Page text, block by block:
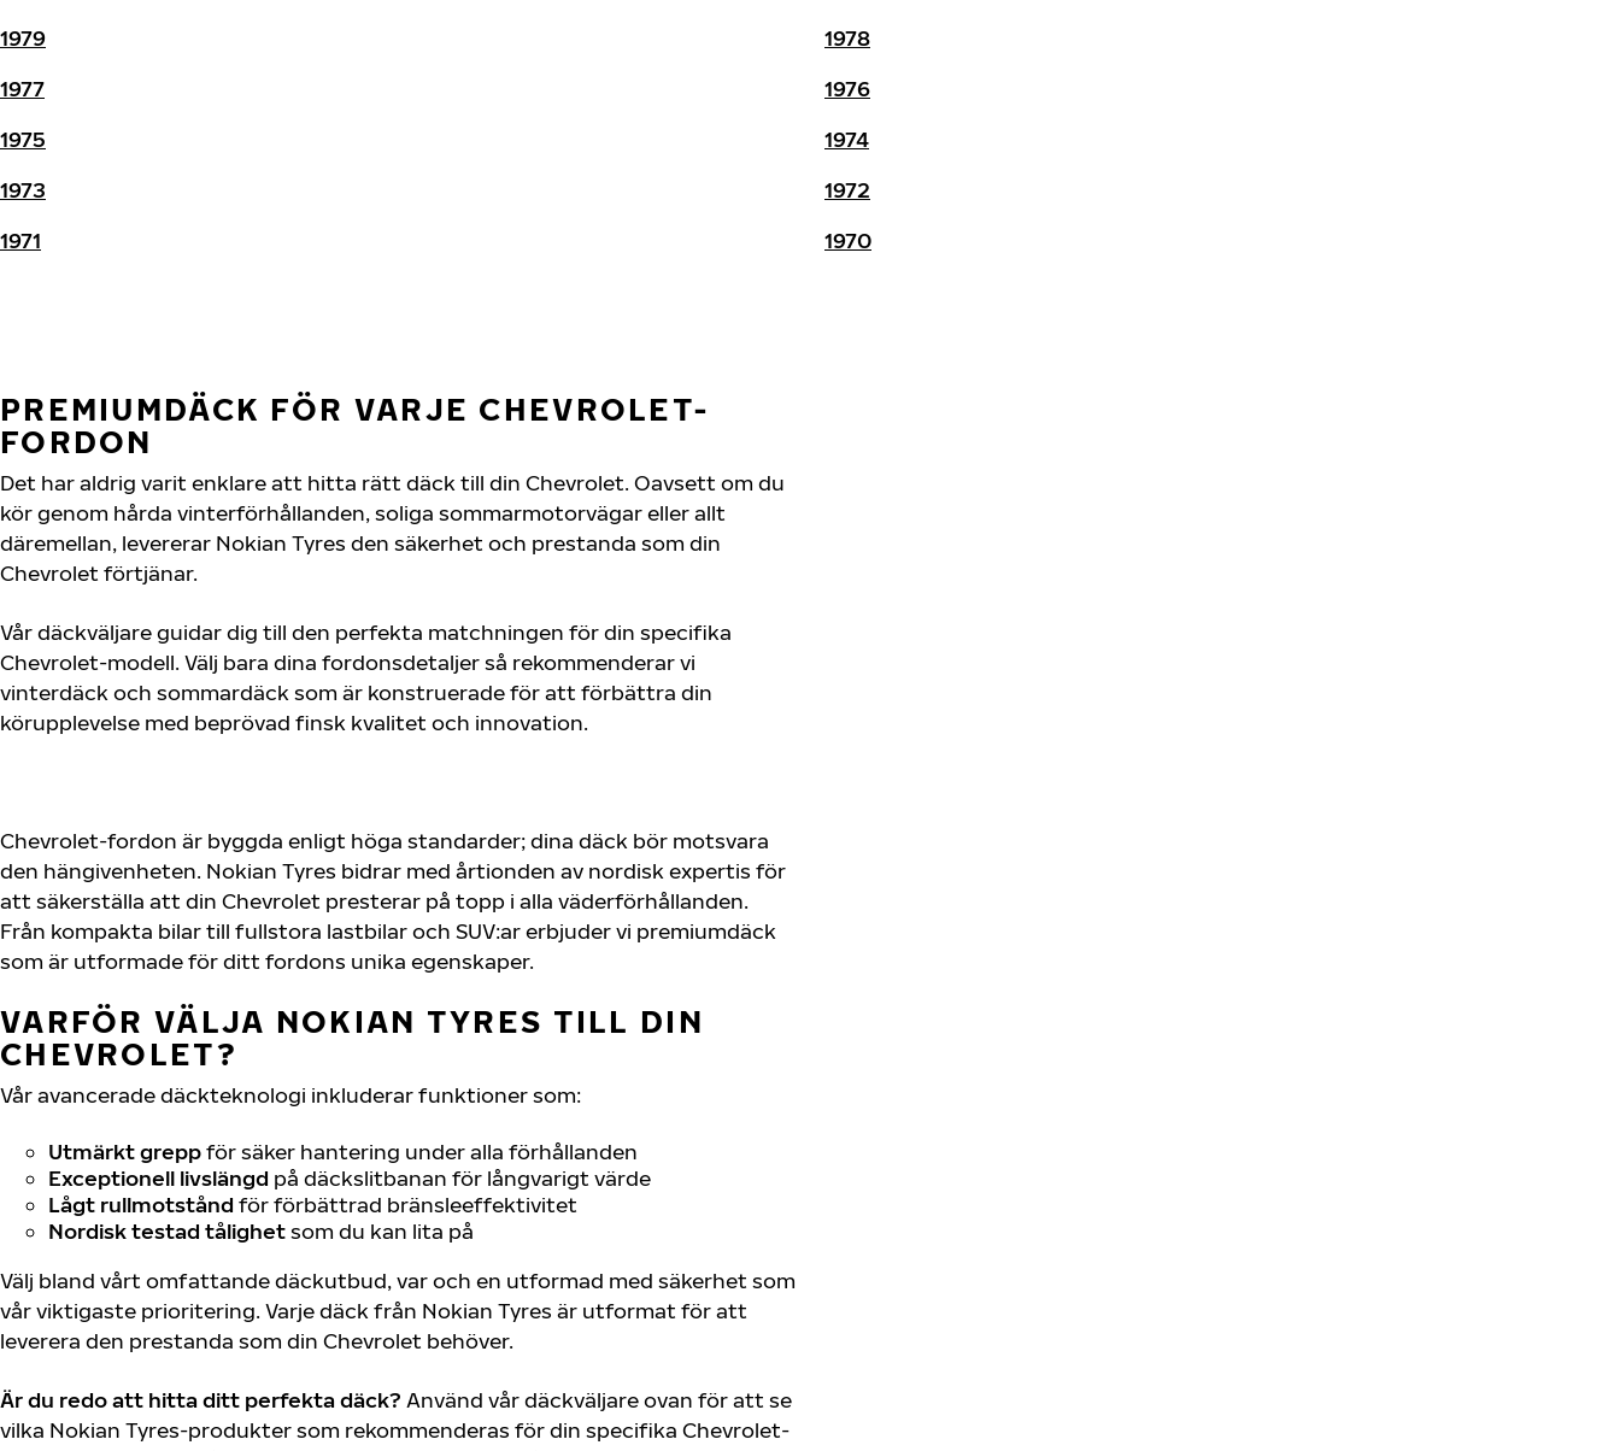
1979
1978
1977
1976
1975
1974
1973
1972
1971
1970
PREMIUMDÄCK FÖR VARJE CHEVROLET-
FORDON
Det har aldrig varit enklare att hitta rätt däck till din Chevrolet. Oavsett om du
kör genom hårda vinterförhållanden, soliga sommarmotorvägar eller allt
däremellan, levererar Nokian Tyres den säkerhet och prestanda som din
Chevrolet förtjänar.
Vår däckväljare guidar dig till den perfekta matchningen för din specifika
Chevrolet-modell. Välj bara dina fordonsdetaljer så rekommenderar vi
vinterdäck och sommardäck som är konstruerade för att förbättra din
körupplevelse med beprövad finsk kvalitet och innovation.
Chevrolet-fordon är byggda enligt höga standarder; dina däck bör motsvara
den hängivenheten. Nokian Tyres bidrar med årtionden av nordisk expertis för
att säkerställa att din Chevrolet presterar på topp i alla väderförhållanden.
Från kompakta bilar till fullstora lastbilar och SUV:ar erbjuder vi premiumdäck
som är utformade för ditt fordons unika egenskaper.
VARFÖR VÄLJA NOKIAN TYRES TILL DIN
CHEVROLET?
Vår avancerade däckteknologi inkluderar funktioner som:
Utmärkt greppför säker hantering under alla förhållanden
Exceptionell livslängd på däckslitbanan för långvarigt värde
Lågt rullmotstånd för förbättrad bränsleeffektivitet
Nordisk testad tålighetsom du kan lita på
Välj bland vårt omfattande däckutbud, var och en utformad med säkerhet som
vår viktigaste prioritering. Varje däck från Nokian Tyres är utformat för att
leverera den prestanda som din Chevrolet behöver.
Är du redo att hitta ditt perfekta däck? Använd vår däckväljare ovan för att se
vilka Nokian Tyres-produkter som rekommenderas för din specifika Chevrolet-